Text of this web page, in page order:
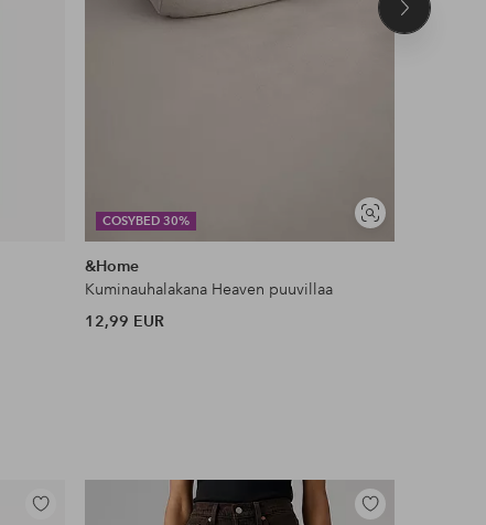
COSYBED 30%
Näytä
samankaltaisia
&Home
Kuminauhalakana Heaven puuvillaa
12,99 EUR
Seuraava
Lisää
Lisää